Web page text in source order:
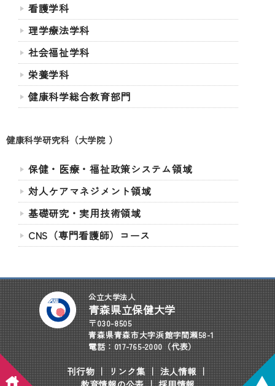
看護学科
理学療法学科
社会福祉学科
栄養学科
健康科学総合教育部門
健康科学研究科（大学院 ）
保健・医療・福祉政策システム領域
対人ケアマネジメント領域
基礎研究・実用技術領域
CNS（専門看護師）コース
公立大学法人
青森県立保健大学
〒030-8505
青森県青森市大字浜館字間瀬58-1
電話：017-765-2000（代表）
刊行物｜ リンク集 ｜ 法人情報 ｜